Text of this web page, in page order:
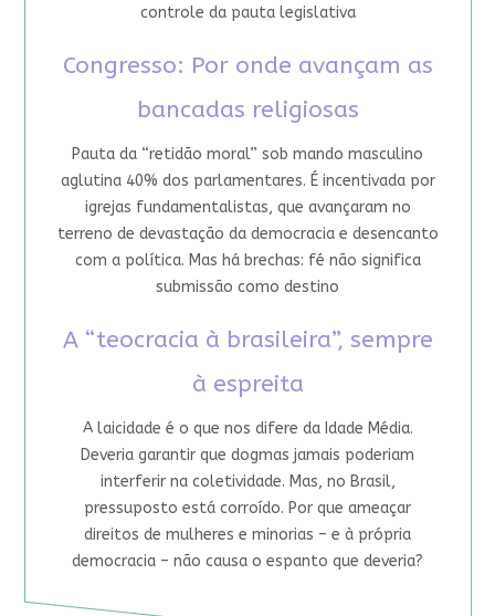
controle da pauta legislativa
Congresso: Por onde avançam as
bancadas religiosas
Pauta da “retidão moral” sob mando masculino
aglutina 40% dos parlamentares. É incentivada por
igrejas fundamentalistas, que avançaram no
terreno de devastação da democracia e desencanto
com a política. Mas há brechas: fé não significa
submissão como destino
A “teocracia à brasileira”, sempre
à espreita
A laicidade é o que nos difere da Idade Média.
Deveria garantir que dogmas jamais poderiam
interferir na coletividade. Mas, no Brasil,
pressuposto está corroído. Por que ameaçar
direitos de mulheres e minorias – e à própria
democracia – não causa o espanto que deveria?